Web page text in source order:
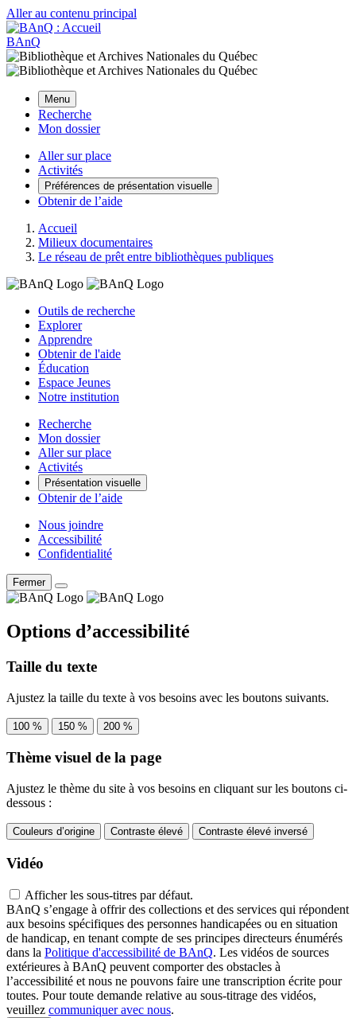
Aller au contenu principal
BAnQ
Menu
Recherche
Mon dossier
Aller sur place
Activités
Préférences de présentation visuelle
Obtenir de l’aide
Accueil
Milieux documentaires
Le réseau de prêt entre bibliothèques publiques
Outils de recherche
Explorer
Apprendre
Obtenir de l'aide
Éducation
Espace Jeunes
Notre institution
Recherche
Mon dossier
Aller sur place
Activités
Présentation visuelle
Obtenir de l’aide
Nous joindre
Accessibilité
Confidentialité
Fermer
Options d’accessibilité
Taille du texte
Ajustez la taille du texte à vos besoins avec les boutons suivants.
100 % 150 % 200 %
Thème visuel de la page
Ajustez le thème du site à vos besoins en cliquant sur les boutons ci-
dessous :
Couleurs d’origine Contraste élevé Contraste élevé inversé
Vidéo
Afficher les sous-titres par défaut.
BAnQ s’engage à offrir des collections et des services qui répondent
aux besoins spécifiques des personnes handicapées ou en situation
de handicap, en tenant compte de ses principes directeurs énumérés
dans la Politique d'accessibilité de BAnQ. Les vidéos de sources
extérieures à BAnQ peuvent comporter des obstacles à
l’accessibilité et nous ne pouvons faire une transcription écrite pour
toutes. Pour toute demande relative au sous-titrage des vidéos,
veuillez communiquer avec nous.